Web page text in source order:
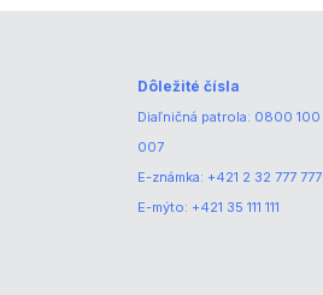
Dôležité čísla
Diaľničná patrola: 0800 100
007
E-známka: +421 2 32 777 777
E-mýto: +421 35 111 111